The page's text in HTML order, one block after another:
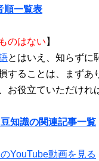
順一覧表
のはない 】
とはいえ、知らずに
することは、まずあ
お役立ていただけれ
知識の関連記事一覧
YouTube動画を見る